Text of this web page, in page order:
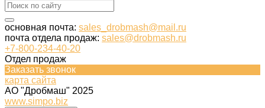
основная почта: sales_drobmash@mail.ru
почта отдела продаж: sales@drobmash.ru
+7-800-234-40-20
Отдел продаж
Заказать звонок
карта сайта
АО "Дробмаш" 2025
www.simpo.biz